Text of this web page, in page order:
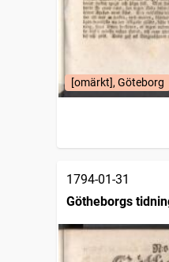
[omärkt], Göteborg
1794-01-31
Götheborgs